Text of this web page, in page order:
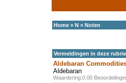
Home » N » Noten
Vermeldingen in deze
Aldebaran
Aldebaran
Waardering:0.00